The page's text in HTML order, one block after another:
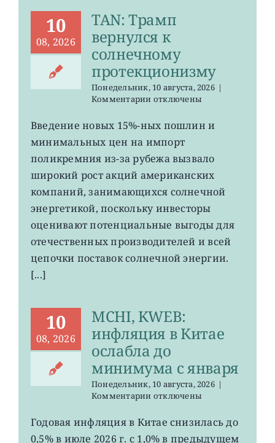
10
08, 2026
TAN: Трамп
вернулся к
солнечному
протекционизму
Понедельник, 10 августа, 2026 |
Комментариик
TAN:
вернулся
к
протекционизму
отключены
Введение новых 15%-ных пошлин и
минимальных цен на импорт
поликремния из-за рубежа вызвало
широкий рост акций американских
компаний, занимающихся солнечной
энергетикой, поскольку инвесторы
оценивают потенциальные выгоды для
отечественных производителей и всей
цепочки поставок солнечной энергии.
[...]
10
08, 2026
MCHI, KWEB:
инфляция в Китае
ослабла до
минимума с января
Понедельник, 10 августа, 2026 |
Комментариик
MCHI,
KWEB:
отключены
Годовая инфляция в Китае снизилась до
0,5% в июле 2026 г. с 1,0% в предыдущем